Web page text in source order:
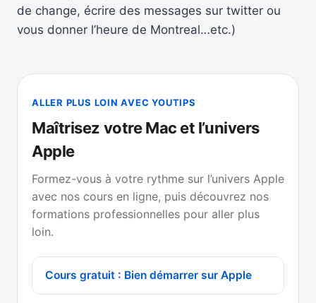
de change, écrire des messages sur twitter ou
vous donner l’heure de Montreal…etc.)
ALLER PLUS LOIN AVEC YOUTIPS
Maîtrisez votre Mac et l’univers
Apple
Formez-vous à votre rythme sur l’univers Apple
avec nos cours en ligne, puis découvrez nos
formations professionnelles pour aller plus
loin.
Cours gratuit : Bien démarrer sur Apple